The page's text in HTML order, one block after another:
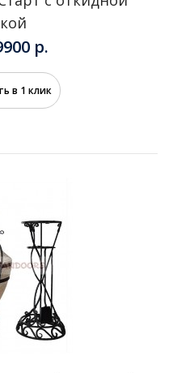
с откидной
р.
в 1 клик